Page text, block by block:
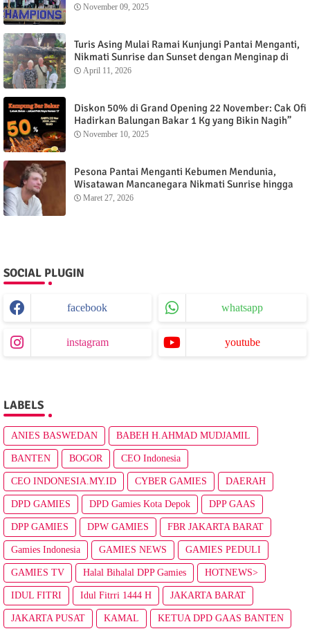
November 09, 2025
Turis Asing Mulai Ramai Kunjungi Pantai Menganti,
Nikmati Sunrise dan Sunset dengan Menginap di
Menganti Cottage
April 11, 2026
Diskon 50% di Grand Opening 22 November: Cak Ofi
Hadirkan Balungan Bakar 1 Kg yang Bikin Nagih”
November 10, 2025
Pesona Pantai Menganti Kebumen Mendunia,
Wisatawan Mancanegara Nikmati Sunrise hingga
Sunset dari Menganti Cottage
Maret 27, 2026
SOCIAL PLUGIN
facebook whatsapp
instagram youtube
LABELS
ANIES BASWEDAN BABEH H.AHMAD MUDJAMIL
BANTEN BOGOR CEO Indonesia
CEO INDONESIA.MY.ID CYBER GAMIES DAERAH
DPD GAMIES DPD Gamies Kota Depok DPP GAAS
DPP GAMIES DPW GAMIES FBR JAKARTA BARAT
Gamies Indonesia GAMIES NEWS GAMIES PEDULI
GAMIES TV Halal Bihalal DPP Gamies HOTNEWS>
IDUL FITRI Idul Fitrri 1444 H JAKARTA BARAT
JAKARTA PUSAT KAMAL KETUA DPD GAAS BANTEN